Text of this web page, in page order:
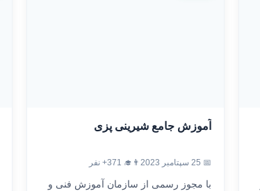
آموزش جامع شیرینی پزی
📅 25 سپتامبر 2023 👨‍🎓 371+ نفر
با مجوز رسمی از سازمان آموزش فنی و